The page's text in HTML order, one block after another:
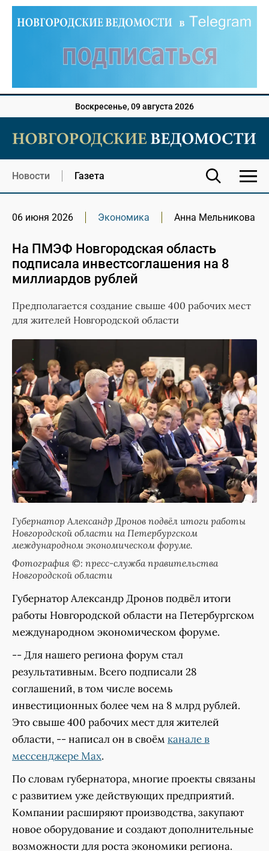
Воскресенье, 09 августа 2026
Новости Газета
06 июня 2026 Экономика Анна Мельникова
На ПМЭФ Новгородская область
подписала инвестсоглашения на 8
миллиардов рублей
Предполагается создание свыше 400 рабочих мест
для жителей Новгородской области
Губернатор Александр Дронов подвёл итоги работы
Новгородской области на Петербургском
международном экономическом форуме.
Фотография ©: пресс-служба правительства
Новгородской области
Губернатор Александр Дронов подвёл итоги
работы Новгородской области на Петербургском
международном экономическом форуме.
-- Для нашего региона форум стал
результативным. Всего подписали 28
соглашений, в том числе восемь
инвестиционных более чем на 8 млрд рублей.
Это свыше 400 рабочих мест для жителей
области, -- написал он в своём канале в
мессенджере Мах.
По словам губернатора, многие проекты связаны
с развитием уже действующих предприятий.
Компании расширяют производства, закупают
новое оборудование и создают дополнительные
возможности для роста экономики региона.